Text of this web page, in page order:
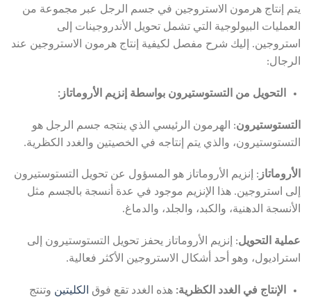
يتم إنتاج هرمون الاستروجين في جسم الرجل عبر مجموعة من
العمليات البيولوجية التي تشمل تحويل الأندروجينات إلى
استروجين. إليك شرح مفصل لكيفية إنتاج هرمون الاستروجين عند
الرجال:
التحويل من التستوستيرون بواسطة إنزيم الأروماتاز:
التستوستيرون: الهرمون الرئيسي الذي ينتجه جسم الرجل هو
التستوستيرون، والذي يتم إنتاجه في الخصيتين والغدد الكظرية.
الأروماتاز : إنزيم الأروماتاز هو المسؤول عن تحويل التستوستيرون
إلى استروجين. هذا الإنزيم موجود في عدة أنسجة بالجسم مثل
الأنسجة الدهنية، والكبد، والجلد، والدماغ.
عملية التحويل: إنزيم الأروماتاز يحفز تحويل التستوستيرون إلى
استراديول، وهو أحد أشكال الاستروجين الأكثر فعالية.
الإنتاج في الغدد الكظرية: هذه الغدد تقع فوق الكليتين وتنتج